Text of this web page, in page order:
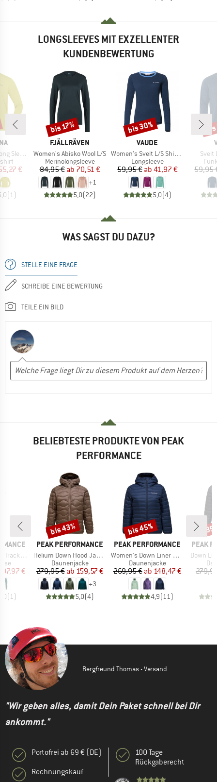
LONGSLEEVES MIT EXZELLENTER
KUNDENBEWERTUNG
Sleeve
Preis
€
(1)
MARKE
FJÄLLRÄVEN
Artikel
Women's Abisko Wool L/S
Produktgruppe
Merinolongsleeve
Preis
84,95 € reduzierter Preis
ab 70,51 €
+1
5,0(22)
Rabatt
bis 17%
MARKE
VAUDE
Artikel
Women's Sveit L/S Shirt II
Produktgruppe
Longsleeve
Preis
59,95 € reduzierter Preis
ab 41,97 €
5,0(4)
Rabatt
bis 30%
Artikel
Sveit
59,95
WAS SAGST DU DAZU?
STELLE EINE FRAGE
SCHREIBE EINE BEWERTUNG
TEILE EIN BILD
BELIEBTESTE PRODUKTE VON PEAK
PERFORMANCE
Tights
Preis
€
(1)
MARKE
PEAK PERFORMANCE
Artikel
Helium Down Hood Jacket
Produktgruppe
Daunenjacke
Preis
279,95 € reduzierter Preis
ab 159,57 €
+3
5,0(4)
Rabatt
bis 43%
MARKE
PEAK PERFORMANCE
Artikel
Women's Down Liner Hood Jacket
Produktgruppe
Daunenjacke
Preis
269,95 € reduzierter Preis
ab 148,47 €
4,9(11)
Rabatt
bis 45%
MARKE
PEAK
Artikel
Down
Bergfreund Thomas - Versand
"Wir geben alles, damit Dein Paket schnell bei Dir
ankommt."
Portofrei ab 69 € (DE)
Rechnungskauf
100 Tage
Rückgaberecht